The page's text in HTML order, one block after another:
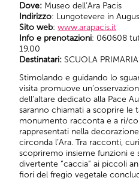
Dove: Museo dell’Ara Pacis
Indirizzo: Lungotevere in
Sito web:www.arapacis.it
Info e prenotazioni: 060608
19.00
Destinatari:SCUOLA
Stimolando e guidando lo
visita promuove
dell’altare dedicato alla Pace
saranno chiamati a scoprire le
monumento racconta e a ri/
rappresentati nella
circonda l’Ara. Tra racconti,
scopriremo insieme funzioni
divertente “caccia” ai piccoli
fiori del fregio vegetale